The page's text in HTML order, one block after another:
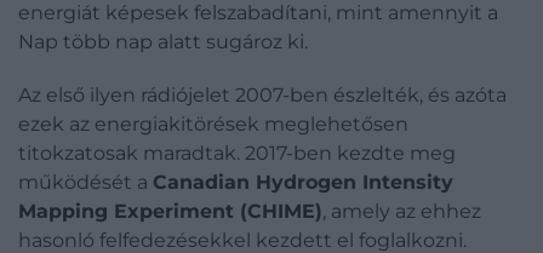
energiát képesek felszabadítani, mint amennyit a
Nap több nap alatt sugároz ki.
Az első ilyen rádiójelet 2007-ben észlelték, és azóta
ezek az energiakitörések meglehetősen
titokzatosak maradtak. 2017-ben kezdte meg
működését a Canadian Hydrogen Intensity
Mapping Experiment (CHIME), amely az ehhez
hasonló felfedezésekkel kezdett el foglalkozni.